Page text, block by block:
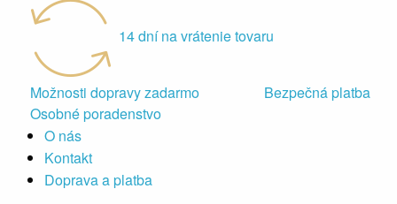
14 dní na vrátenie tovaru
Možnosti dopravy zadarmo
Bezpečná platba
Osobné poradenstvo
O nás
Kontakt
Doprava a platba